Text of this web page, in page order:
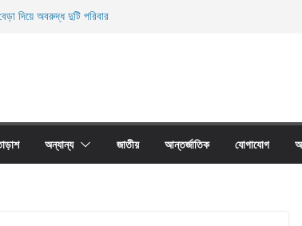
দিয়ে অবরুদ্ধ দুটি পরিবার
অন্যান্য জাতীয় আন্তর্জাতিক যোগাযোগ